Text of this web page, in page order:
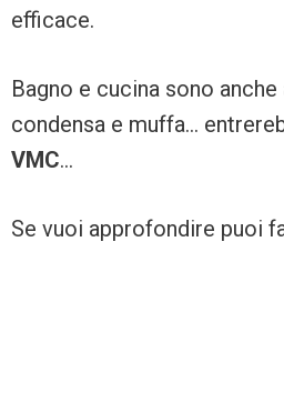
efficace.
Bagno e cucina sono
condensa e muffa…
VMC…
Se vuoi approfondire puoi